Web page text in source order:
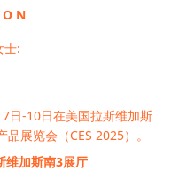
N
士:
日-10日在美国拉斯维加斯
展览会（CES 2025）。
维加斯南3展厅